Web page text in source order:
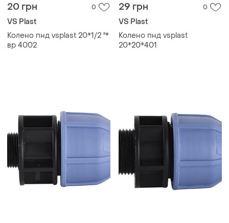
20 грн 0
VS Plast
Колено пнд vsplast 20*1/2 ''*
вр 4002
29 грн 0
VS Plast
Колено пнд vsplast
20*20*401